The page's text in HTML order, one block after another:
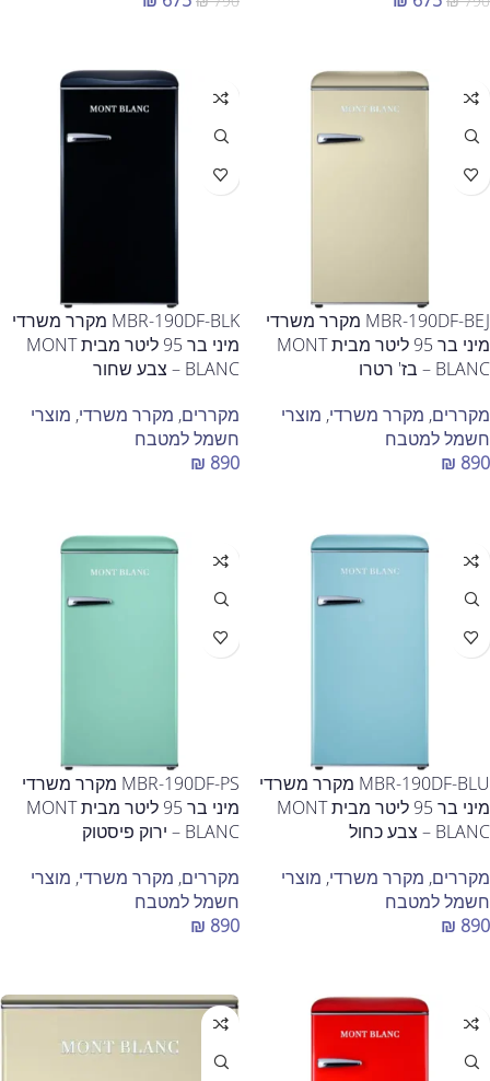
MBR-190DF-BEJ מקרר משרדי
מיני בר 95 ליטר מבית MONT
BLANC – בז' רטרו
מקררים, מקרר משרדי, מוצרי
חשמל למטבח
₪ 890
MBR-190DF-BLK מקרר משרדי
מיני בר 95 ליטר מבית MONT
BLANC – צבע שחור
מקררים, מקרר משרדי, מוצרי
חשמל למטבח
₪ 890
MBR-190DF-BLU מקרר משרדי
מיני בר 95 ליטר מבית MONT
BLANC – צבע כחול
מקררים, מקרר משרדי, מוצרי
חשמל למטבח
₪ 890
MBR-190DF-PS מקרר משרדי
מיני בר 95 ליטר מבית MONT
BLANC – ירוק פיסטוק
מקררים, מקרר משרדי, מוצרי
חשמל למטבח
₪ 890